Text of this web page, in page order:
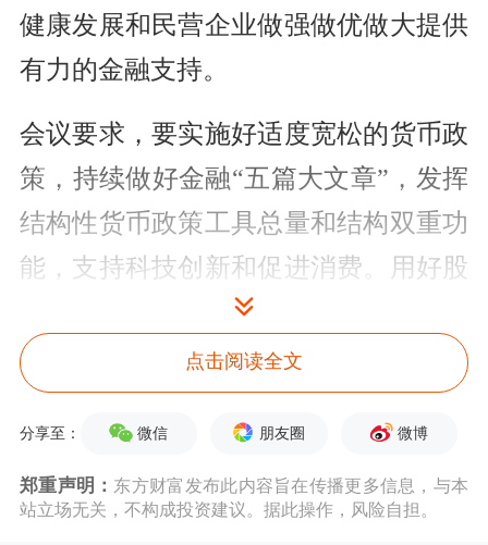
健康发展和民营企业做强做优做大提供
有力的金融支持。
会议要求，要实施好适度宽松的货币政
策，持续做好金融“五篇大文章”，发挥
结构性货币政策工具总量和结构双重功
能，支持科技创新和促进消费。用好股
票回购增持再贷款，维护资本市场稳定
运行。落实落细金融支持民营经济25条
各项举措。扩大民营企业债券融资规
模，强化民营企业债券风险分担，支持
民营企业发行科创债券、绿色债券、资
点击阅读全文
分享至： 微信 朋友圈 微博
郑重声明： 东方财富发布此内容旨在传播更多信息，与本
站立场无关，不构成投资建议。据此操作，风险自担。